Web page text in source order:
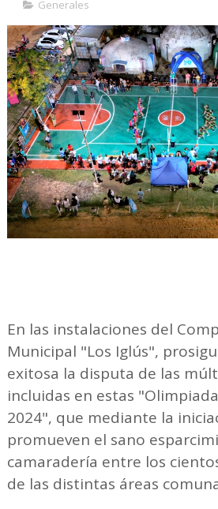
Generales
En las instalaciones del
Municipal "Los Iglús",
exitosa la disputa de las
incluidas en estas
2024", que mediante la
promueven el sano
camaradería entre los
de las distintas áreas